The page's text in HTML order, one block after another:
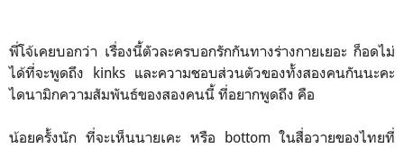
พี่โจ้เคยบอกว่า เรื่องนี้ตัวละครบอกรักกันทางร่างกายเยอะ ก็อดไม่
ได้ที่จะพูดถึง kinks และความชอบส่วนตัวของทั้งสองคนกันนะคะ
ไดนามิกความสัมพันธ์ของสองคนนี้ ที่อยากพูดถึง คือ
น้อยครั้งนัก ที่จะเห็นนายเคะ หรือ bottom ในสื่อวายของไทยที่